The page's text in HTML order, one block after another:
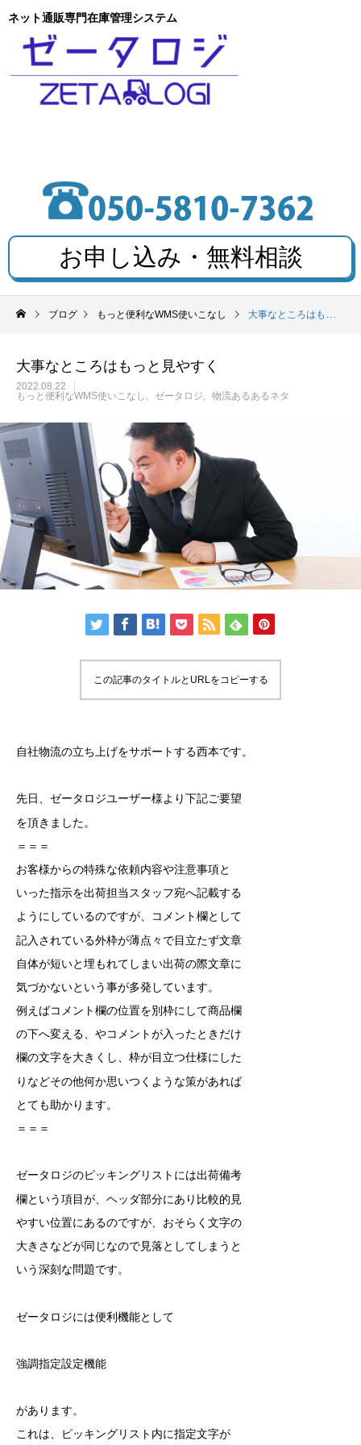
ネット通販専門在庫管理システム
お申し込み・無料相談
ブログ もっと便利なWMS使いこなし 大事なところはもっと見やすく
大事なところはもっと見やすく
2022.08.22
もっと便利なWMS使いこなし
ゼータロジ 物流あるあるネタ
この記事のタイトルとURLをコピーする
自社物流の立ち上げをサポートする西本です。
先日、ゼータロジユーザー様より下記ご要望
を頂きました。
＝＝＝
お客様からの特殊な依頼内容や注意事項と
いった指示を出荷担当スタッフ宛へ記載する
ようにしているのですが、コメント欄として
記入されている外枠が薄点々で目立たず文章
自体が短いと埋もれてしまい出荷の際文章に
気づかないという事が多発しています。
例えばコメント欄の位置を別枠にして商品欄
の下へ変える、やコメントが入ったときだけ
欄の文字を大きくし、枠が目立つ仕様にした
りなどその他何か思いつくような策があれば
とても助かります。
＝＝＝
ゼータロジのピッキングリストには出荷備考
欄と いう項目が、ヘッダ部分にあり比較的見
やすい位置にあるのですが、おそらく文字の
大きさなどが同じなので見落としてしまうと
いう深刻な問題です。
ゼータロジには便利機能として
強調指定設定機能
があります。
これは、ピッキングリスト内に指定文字が